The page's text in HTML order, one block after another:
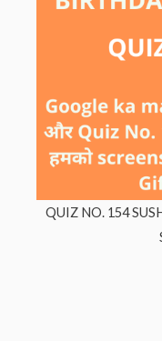
QUIZ NO. 154